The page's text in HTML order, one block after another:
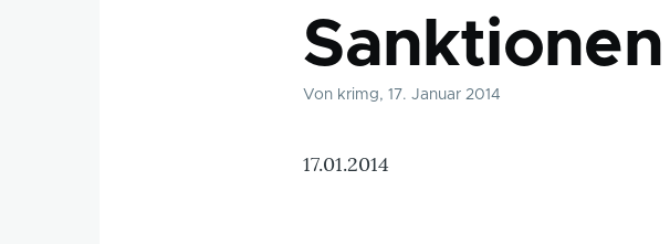
Sanktionen
Von krimg, 17. Januar 2014
17.01.2014